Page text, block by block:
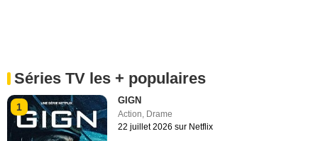
Séries TV les + populaires
1
GIGN
Action, Drame
22 juillet 2026 sur Netflix